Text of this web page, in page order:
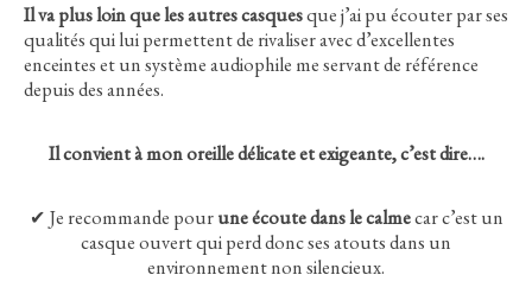
Il va plus loin que les autres casquesque j’ai pu écouter par ses
qualités qui lui permettent de rivaliser avec d’excellentes
enceintes et un système audiophile me servant de référence
depuis des années.
Il convient à mon oreille délicate et exigeante, c’est dire….
✔ Je recommande pour une écoute dans le calmecar c’est un
casque ouvert qui perd donc ses atouts dans un
environnement non silencieux.